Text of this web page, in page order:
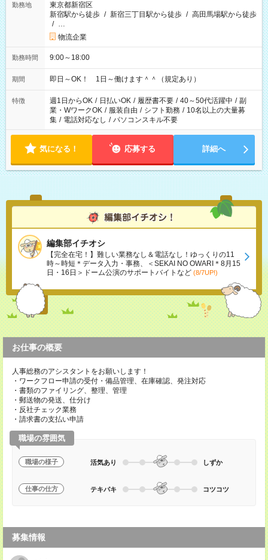
勤務地
東京都新宿区
新宿駅から徒歩 / 新宿三丁目駅から徒歩 / 高田馬場駅から徒歩
/ …
物流企業
勤務時間 9:00～18:00
期間 即日～OK！ 1日～働けます＾＾（規定あり）
特徴 週1日からOK / 日払いOK / 履歴書不要 / 40～50代活躍中 / 副
業・WワークOK / 服装自由 / シフト勤務 / 10名以上の大量募
集 / 電話対応なし / パソコンスキル不要
気になる！ 応募する 詳細へ
編集部イチオシ
【完全在宅！】難しい業務なし＆電話なし！ゆっくりの11
時～時短＊データ入力・事務、＜SEKAI NO OWARI＊8月15
日・16日＞ドーム公演のサポートバイトなど (8/7UP!)
お仕事の概要
人事総務のアシスタントをお願いします！
・ワークフロー申請の受付・備品管理、在庫確認、発注対応
・書類のファイリング、整理、管理
・郵送物の発送、仕分け
・反社チェック業務
・請求書の支払い申請
職場の雰囲気
職場の様子 活気あり しずか
仕事の仕方 テキパキ コツコツ
募集情報